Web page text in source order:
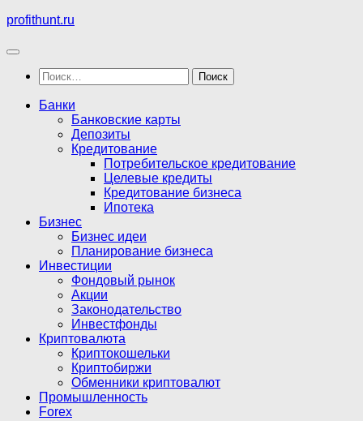
Перейти
содержимому
profithunt.ru
Найти:
Банки
Банковские карты
Депозиты
Кредитование
Потребительское кредитование
Целевые кредиты
Кредитование бизнеса
Ипотека
Бизнес
Бизнес идеи
Планирование бизнеса
Инвестиции
Фондовый рынок
Акции
Законодательство
Инвестфонды
Криптовалюта
Криптокошельки
Криптобиржи
Обменники криптовалют
Промышленность
Forex